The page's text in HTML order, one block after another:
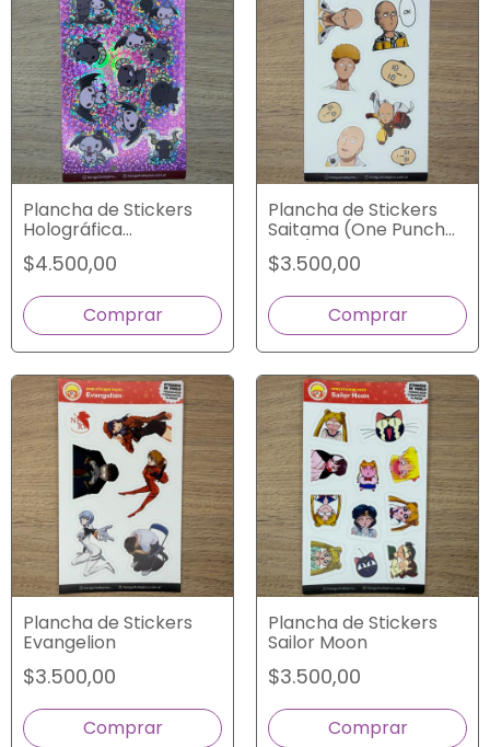
Plancha de Stickers
Holográfica
Lloromannic
$4.500,00
Plancha de Stickers
Saitama (One Punch
Man)
$3.500,00
Plancha de Stickers
Evangelion
$3.500,00
Plancha de Stickers
Sailor Moon
$3.500,00